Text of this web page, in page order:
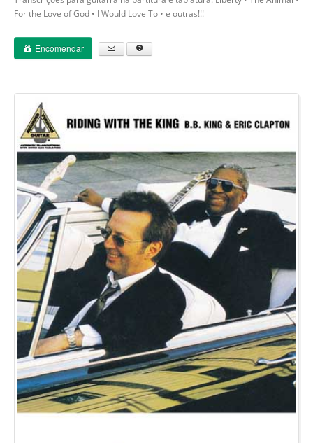
For the Love of God • I Would Love To • e outras!!!
Encomendar